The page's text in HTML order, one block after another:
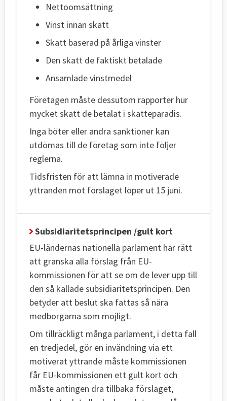
Nettoomsättning
Vinst innan skatt
Skatt baserad på årliga vinster
Den skatt de faktiskt betalade
Ansamlade vinstmedel
Företagen måste dessutom rapporter hur
mycket skatt de betalat i skatteparadis.
Inga böter eller andra sanktioner kan
utdömas till de företag som inte följer
reglerna.
Tidsfristen för att lämna in motiverade
yttranden mot förslaget löper ut 15 juni.
Subsidiaritetsprincipen /gult kort
EU-ländernas nationella parlament har rätt
att granska alla förslag från EU-
kommissionen för att se om de lever upp till
den så kallade subsidiaritetsprincipen. Den
betyder att beslut ska fattas så nära
medborgarna som möjligt.
Om tillräckligt många parlament, i detta fall
en tredjedel, gör en invändning via ett
motiverat yttrande måste kommissionen
får EU-kommissionen ett gult kort och
måste antingen dra tillbaka förslaget,